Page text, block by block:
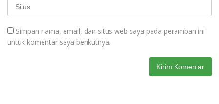
Simpan nama, email, dan situs web saya pada peramban ini
untuk komentar saya berikutnya.